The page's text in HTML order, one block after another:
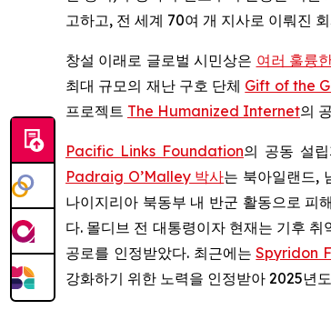
고하고, 전 세계 70여 개 지사로 이뤄진
창설 이래로 글로벌 시민상은 여러 훌륭
최대 규모의 재난 구호 단체 Gift of the
프로젝트 The Humanized Internet의
Pacific Links Foundation의 공동 설
Padraig O’Malley 박사는 북아일랜드,
나이지리아 북동부 내 반군 활동으로 피
다. 몰디브 전 대통령이자 현재는 기후 취
공로를 인정받았다. 최근에는Spyridon
강화하기 위한 노력을 인정받아 2025년